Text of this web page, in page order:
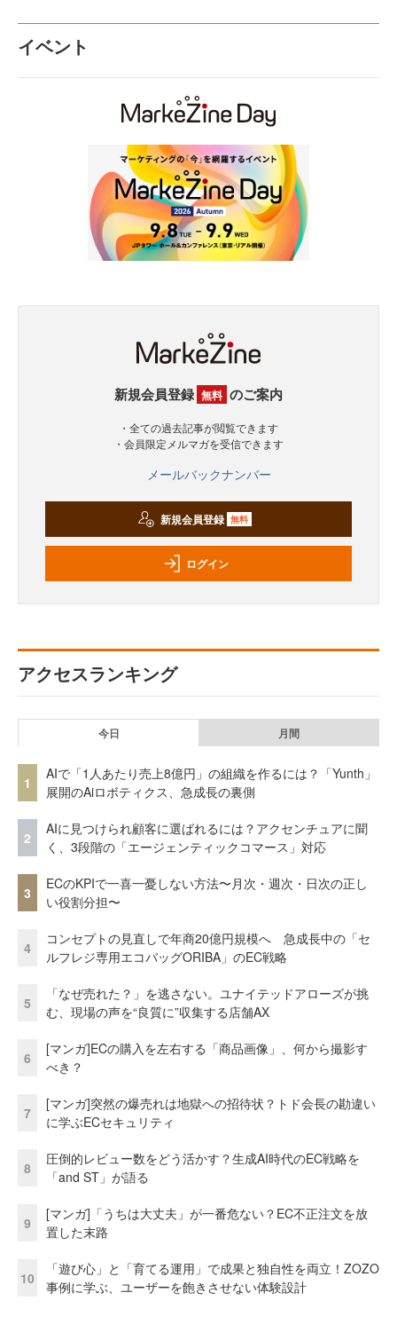
イベント
新規会員登録 無料 のご案内
・全ての過去記事が閲覧できます
・会員限定メルマガを受信できます
メールバックナンバー
新規会員登録 無料
ログイン
アクセスランキング
今日 月間
1
AIで「1人あたり売上8億円」の組織を作るには？「Yunth」
展開のAiロボティクス、急成長の裏側
2
AIに見つけられ顧客に選ばれるには？アクセンチュアに聞
く、3段階の「エージェンティックコマース」対応
3
ECのKPIで一喜一憂しない方法〜月次・週次・日次の正し
い役割分担〜
4
コンセプトの見直しで年商20億円規模へ 急成長中の「セ
ルフレジ専用エコバッグORIBA」のEC戦略
5
「なぜ売れた？」を逃さない。ユナイテッドアローズが挑
む、現場の声を“良質に”収集する店舗AX
6
[マンガ]ECの購入を左右する「商品画像」、何から撮影す
べき？
7
[マンガ]突然の爆売れは地獄への招待状？トド会長の勘違い
に学ぶECセキュリティ
8
圧倒的レビュー数をどう活かす？生成AI時代のEC戦略を
「and ST」が語る
9
[マンガ]「うちは大丈夫」が一番危ない？EC不正注文を放
置した末路
10
「遊び心」と「育てる運用」で成果と独自性を両立！ZOZO
事例に学ぶ、ユーザーを飽きさせない体験設計